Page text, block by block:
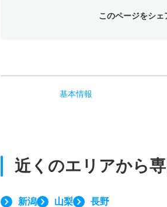
このページをシェ
基本情報
近くのエリアから
新潟 山梨 長野